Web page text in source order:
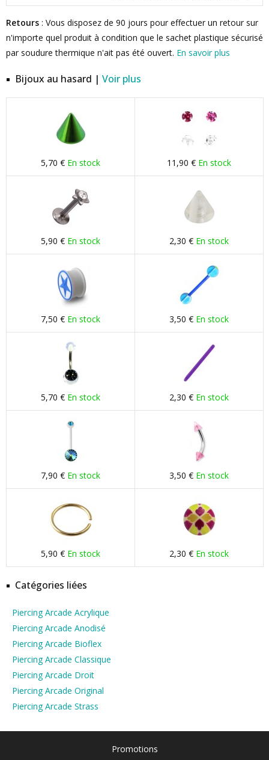
Retours : Vous disposez de 90 jours pour effectuer un retour sur
n'importe quel produit à condition que le sachet plastique sécurisé
par soudure thermique n'ait pas été ouvert. En savoir plus
Bijoux au hasard | Voir plus
5,70 € En stock 11,90 € En stock
5,90 € En stock 2,30 € En stock
7,50 € En stock 3,50 € En stock
5,70 € En stock 2,30 € En stock
7,90 € En stock 3,50 € En stock
5,90 € En stock 2,30 € En stock
Catégories liées
Piercing Arcade Acrylique
Piercing Arcade Anodisé
Piercing Arcade Bioflex
Piercing Arcade Classique
Piercing Arcade Droit
Piercing Arcade Original
Piercing Arcade Strass
Promotions